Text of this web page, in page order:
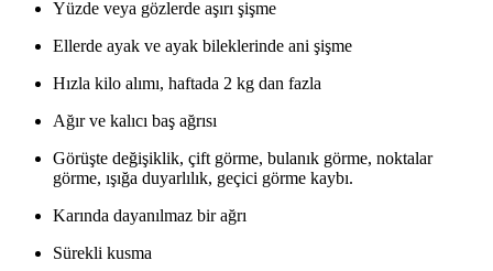
Yüzde veya gözlerde aşırı şişme
Ellerde ayak ve ayak bileklerinde ani şişme
Hızla kilo alımı, haftada 2 kg dan fazla
Ağır ve kalıcı baş ağrısı
Görüşte değişiklik, çift görme, bulanık görme, noktalar
görme, ışığa duyarlılık, geçici görme kaybı.
Karında dayanılmaz bir ağrı
Sürekli kusma